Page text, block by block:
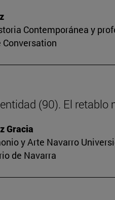
Contemporánea y
Conversation
(90). El
Gracia
y Arte Navarro
de Navarra